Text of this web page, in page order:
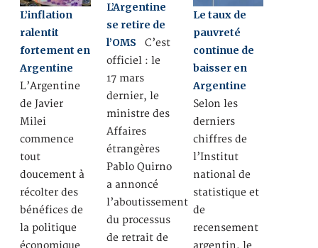
L’inflation
ralentit
fortement en
Argentine
L’Argentine
de Javier
Milei
commence
tout
doucement à
récolter des
bénéfices de
la politique
économique
L’Argentine
se retire de
l’OMS C’est
officiel : le
17 mars
dernier, le
ministre des
Affaires
étrangères
Pablo Quirno
a annoncé
l’aboutissement
du processus
de retrait de
Le taux de
pauvreté
continue de
baisser en
Argentine
Selon les
derniers
chiffres de
l’Institut
national de
statistique et
de
recensement
argentin, le